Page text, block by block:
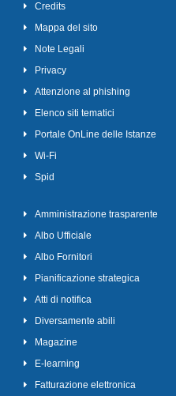
Credits
Mappa del sito
Note Legali
Privacy
Attenzione al phishing
Elenco siti tematici
Portale OnLine delle Istanze
Wi-Fi
Spid
Amministrazione trasparente
Albo Ufficiale
Albo Fornitori
Pianificazione strategica
Atti di notifica
Diversamente abili
Magazine
E-learning
Fatturazione elettronica